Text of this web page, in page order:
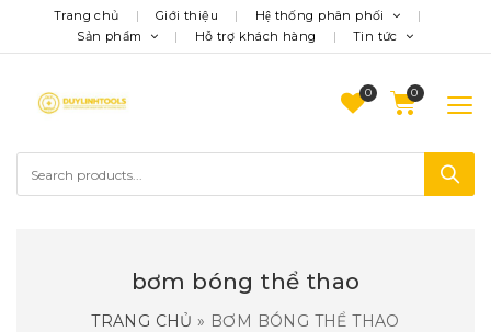
Trang chủ Giới thiệu
Hệ thống phân phối
Sản phẩm
Hỗ trợ khách hàng Tin tức
0
bơm bóng thể thao
TRANG CHỦ » BƠM BÓNG THỂ THAO